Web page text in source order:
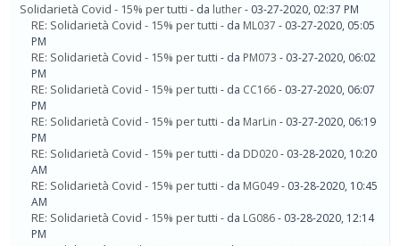
Solidarietà Covid - 15% per tutti - da luther- 03-27-2020, 02:37 PM
RE: Solidarietà Covid - 15% per tutti - da ML037 - 03-27-2020, 05:05
PM
RE: Solidarietà Covid - 15% per tutti - da PM073 - 03-27-2020, 06:02
PM
RE: Solidarietà Covid - 15% per tutti - da CC166- 03-27-2020, 06:07
PM
RE: Solidarietà Covid - 15% per tutti - da MarLin - 03-27-2020, 06:19
PM
RE: Solidarietà Covid - 15% per tutti - da DD020- 03-28-2020, 10:20
AM
RE: Solidarietà Covid - 15% per tutti - da MG049- 03-28-2020, 10:45
AM
RE: Solidarietà Covid - 15% per tutti - da LG086- 03-28-2020, 12:14
PM